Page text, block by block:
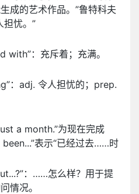
成的艺术作品。”鲁特科夫
担忧。”
with”：充斥着；充满。
：adj. 令人担忧的；prep.
a month.”为现在完成
been...”表示“已经过去……时
：……怎么样？用于提
情况。